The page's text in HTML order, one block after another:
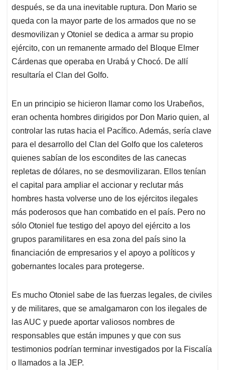
después, se da una inevitable ruptura. Don Mario se
queda con la mayor parte de los armados que no se
desmovilizan y Otoniel se dedica a armar su propio
ejército, con un remanente armado del Bloque Elmer
Cárdenas que operaba en Urabá y Chocó. De allí
resultaría el Clan del Golfo.
En un principio se hicieron llamar como los Urabeños,
eran ochenta hombres dirigidos por Don Mario quien, al
controlar las rutas hacia el Pacífico. Además, sería clave
para el desarrollo del Clan del Golfo que los caleteros
quienes sabían de los escondites de las canecas
repletas de dólares, no se desmovilizaran. Ellos tenían
el capital para ampliar el accionar y reclutar más
hombres hasta volverse uno de los ejércitos ilegales
más poderosos que han combatido en el país. Pero no
sólo Otoniel fue testigo del apoyo del ejército a los
grupos paramilitares en esa zona del país sino la
financiación de empresarios y el apoyo a políticos y
gobernantes locales para protegerse.
Es mucho Otoniel sabe de las fuerzas legales, de civiles
y de militares, que se amalgamaron con los ilegales de
las AUC y puede aportar valiosos nombres de
responsables que están impunes y que con sus
testimonios podrían terminar investigados por la Fiscalía
o llamados a la JEP.